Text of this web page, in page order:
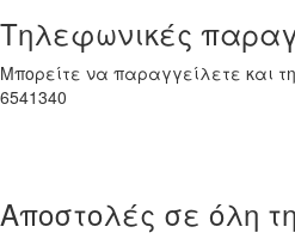
Τηλεφωνικές
Μπορείτε να παραγγείλετε και
6541340
Αποστολές σε όλη